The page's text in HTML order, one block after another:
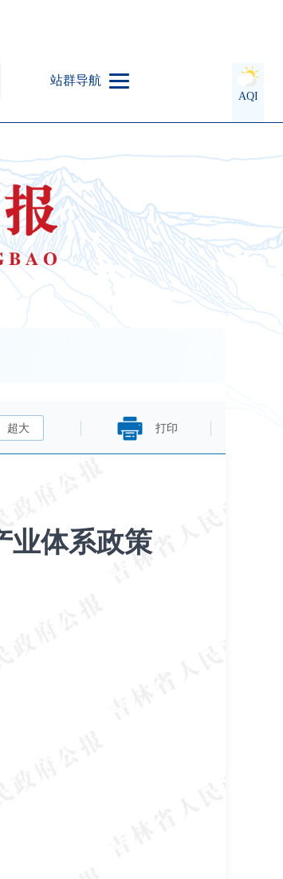
站群导航
AQI
打印
超大
业体系政策